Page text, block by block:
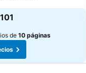
de 10 páginas